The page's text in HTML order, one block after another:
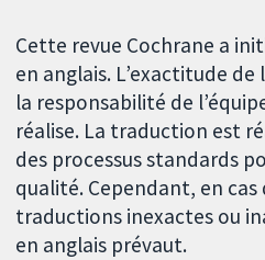
Cette revue Cochrane a
en anglais. L’exactitude
la responsabilité de
réalise. La traduction est
des processus standards
qualité. Cependant, en
traductions inexactes ou
en anglais prévaut.